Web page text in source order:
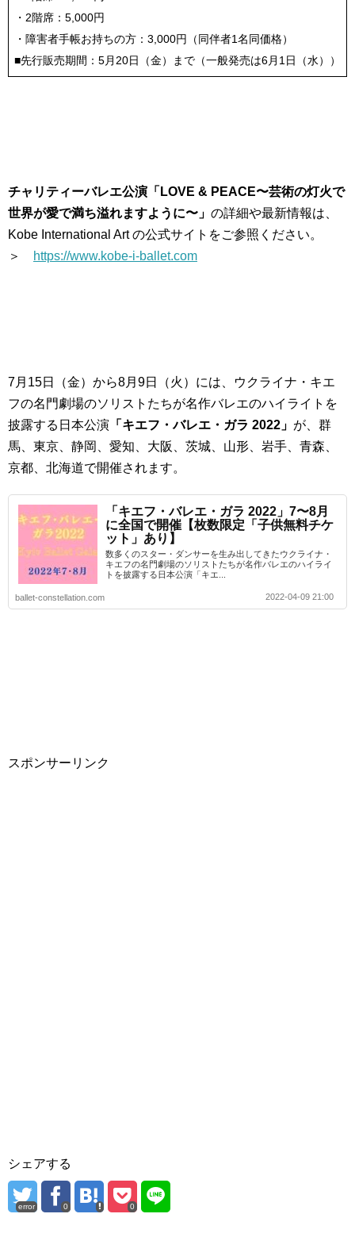
・2階席：5,000円
・障害者手帳お持ちの方：3,000円（同伴者1名同価格）
■先行販売期間：5月20日（金）まで（一般発売は6月1日（水））
チャリティーバレエ公演「LOVE & PEACE〜芸術の灯火で
世界が愛で満ち溢れますように〜」 の詳細や最新情報は、
Kobe International Art の公式サイトをご参照ください。
＞
https://www.kobe-i-ballet.com
7月15日（金）から8月9日（火）には、ウクライナ・キエ
フの名門劇場のソリストたちが名作バレエのハイライトを
披露する日本公演 「キエフ・バレエ・ガラ 2022」 が、群
馬、東京、静岡、愛知、大阪、茨城、山形、岩手、青森、
京都、北海道で開催されます。
「キエフ・バレエ・ガラ 2022」7〜8月
に全国で開催【枚数限定「子供無料チケ
ット」あり】
数多くのスター・ダンサーを生み出してきたウクライナ・
キエフの名門劇場のソリストたちが名作バレエのハイライ
トを披露する日本公演「キエ...
ballet-constellation.com 2022-04-09 21:00
スポンサーリンク
シェアする
error 0 0